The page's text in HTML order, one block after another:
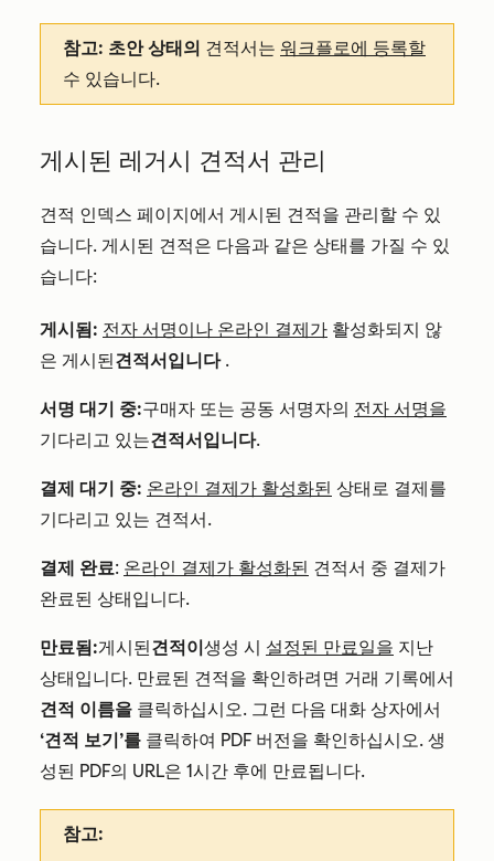
참고: 초안 상태의 견적서는 워크플로에 등록할
수 있습니다.
게시된 레거시 견적서 관리
견적 인덱스 페이지에서 게시된 견적을 관리할 수 있
습니다. 게시된 견적은 다음과 같은 상태를 가질 수 있
습니다:
게시됨: 전자 서명이나 온라인 결제가 활성화되지 않
은 게시된견적서입니다 .
서명 대기 중:구매자 또는 공동 서명자의 전자 서명을
기다리고 있는견적서입니다.
결제 대기 중: 온라인 결제가 활성화된 상태로 결제를
기다리고 있는 견적서.
결제 완료: 온라인 결제가 활성화된 견적서 중 결제가
완료된 상태입니다.
만료됨:게시된견적이 생성 시 설정된 만료일을 지난
상태입니다. 만료된 견적을 확인하려면 거래 기록에서
견적 이름을 클릭하십시오. 그런 다음 대화 상자에서
‘견적 보기’를 클릭하여 PDF 버전을 확인하십시오. 생
성된 PDF의 URL은 1시간 후에 만료됩니다.
참고: